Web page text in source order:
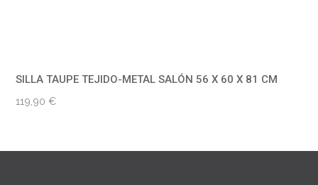
SILLA TAUPE TEJIDO-METAL SALÓN 56 X 60 X 81 CM
119,90€